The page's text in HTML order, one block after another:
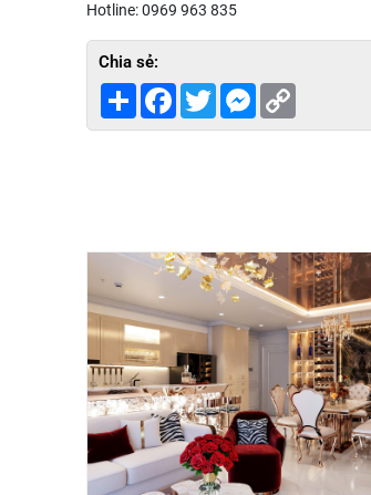
Hotline: 0969 963 835
Chia sẻ:
Share Facebook
TwitterMessenger